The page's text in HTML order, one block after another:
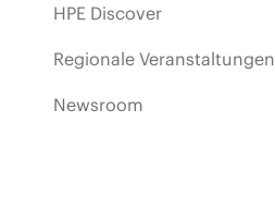
HPE Discover
Regionale Veranstaltungen
Newsroom